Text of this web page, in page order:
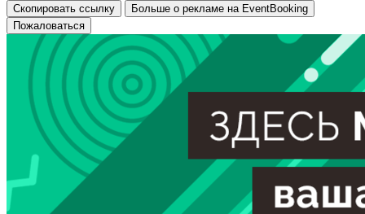
Скопировать ссылку
Больше о рекламе на EventBooking
Пожаловаться